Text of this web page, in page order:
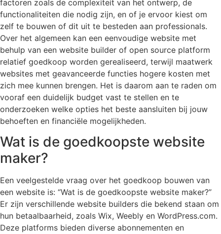
factoren zoals de complexiteit van het ontwerp, de
functionaliteiten die nodig zijn, en of je ervoor kiest om
zelf te bouwen of dit uit te besteden aan professionals.
Over het algemeen kan een eenvoudige website met
behulp van een website builder of open source platform
relatief goedkoop worden gerealiseerd, terwijl maatwerk
websites met geavanceerde functies hogere kosten met
zich mee kunnen brengen. Het is daarom aan te raden om
vooraf een duidelijk budget vast te stellen en te
onderzoeken welke opties het beste aansluiten bij jouw
behoeften en financiële mogelijkheden.
Wat is de goedkoopste website
maker?
Een veelgestelde vraag over het goedkoop bouwen van
een website is: “Wat is de goedkoopste website maker?”
Er zijn verschillende website builders die bekend staan om
hun betaalbaarheid, zoals Wix, Weebly en WordPress.com.
Deze platforms bieden diverse abonnementen en